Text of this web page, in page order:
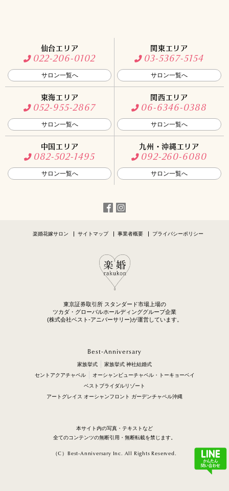
仙台エリア
022-206-0102
サロン一覧へ
関東エリア
03-5367-5154
サロン一覧へ
東海エリア
052-955-2867
サロン一覧へ
関西エリア
06-6346-0388
サロン一覧へ
中国エリア
082-502-1495
サロン一覧へ
九州・沖縄エリア
092-260-6080
サロン一覧へ
楽婚花嫁サロン サイトマップ 事業者概要 プライバシーポリシー
東京証券取引所 スタンダード市場上場の
ツカダ・グローバルホールディンググループ企業
(株式会社ベスト-アニバーサリー)が運営しています。
Best-Anniversary
家族挙式
家族挙式 神社結婚式
セントアクアチャペル
オーシャンビューチャペル・トーキョーベイ
ベストブライダルリゾート
アートグレイス オーシャンフロント ガーデンチャペル沖縄
本サイト内の写真・テキストなど
全てのコンテンツの無断引用・無断転載を禁じます。
（C）Best-Anniversary Inc. All Rights Reserved.